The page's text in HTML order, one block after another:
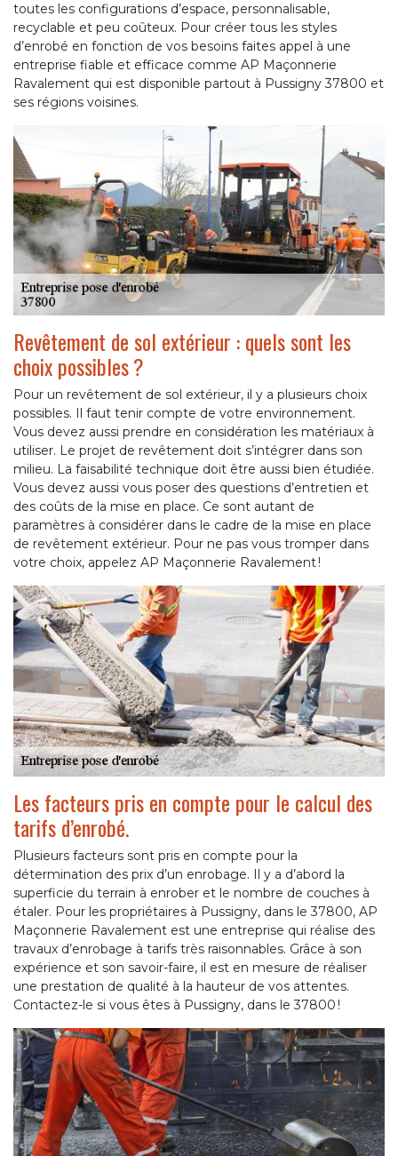
toutes les configurations d’espace, personnalisable,
recyclable et peu coûteux. Pour créer tous les styles
d’enrobé en fonction de vos besoins faites appel à une
entreprise fiable et efficace comme AP Maçonnerie
Ravalement qui est disponible partout à Pussigny 37800 et
ses régions voisines.
Revêtement de sol extérieur : quels sont les
choix possibles ?
Pour un revêtement de sol extérieur, il y a plusieurs choix
possibles. Il faut tenir compte de votre environnement.
Vous devez aussi prendre en considération les matériaux à
utiliser. Le projet de revêtement doit s’intégrer dans son
milieu. La faisabilité technique doit être aussi bien étudiée.
Vous devez aussi vous poser des questions d’entretien et
des coûts de la mise en place. Ce sont autant de
paramètres à considérer dans le cadre de la mise en place
de revêtement extérieur. Pour ne pas vous tromper dans
votre choix, appelez AP Maçonnerie Ravalement !
Les facteurs pris en compte pour le calcul des
tarifs d’enrobé.
Plusieurs facteurs sont pris en compte pour la
détermination des prix d’un enrobage. Il y a d’abord la
superficie du terrain à enrober et le nombre de couches à
étaler. Pour les propriétaires à Pussigny, dans le 37800, AP
Maçonnerie Ravalement est une entreprise qui réalise des
travaux d’enrobage à tarifs très raisonnables. Grâce à son
expérience et son savoir-faire, il est en mesure de réaliser
une prestation de qualité à la hauteur de vos attentes.
Contactez-le si vous êtes à Pussigny, dans le 37800 !